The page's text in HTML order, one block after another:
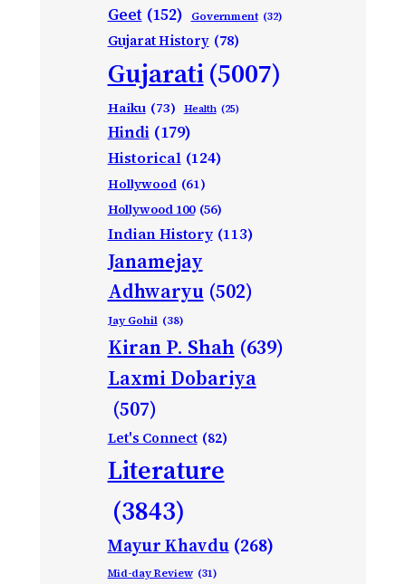
Geet (152) Government (32)
Gujarat History (78)
Gujarati(5007)
Haiku (73) Health (25)
Hindi (179)
Historical (124)
Hollywood (61)
Hollywood 100 (56)
Indian History (113)
Janamejay
Adhwaryu (502)
Jay Gohil (38)
Kiran P. Shah (639)
Laxmi Dobariya
(507)
Let's Connect (82)
Literature
(3843)
Mayur Khavdu (268)
Mid-day Review (31)